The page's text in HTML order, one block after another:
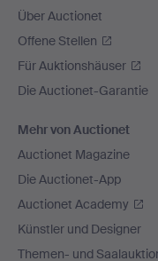
Über Auctionet
Offene Stellen
Für Auktionshäuser
Die Auctionet-Garantie
Mehr von Auctionet
Auctionet Magazine
Die Auctionet-App
Auctionet Academy
Künstler und Designer
Themen- und